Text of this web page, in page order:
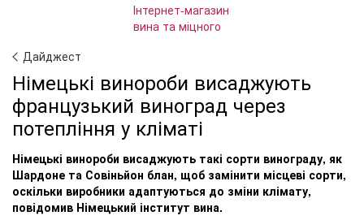
Дайджест
Німецькі винороби висаджують
французький виноград через
потепління у кліматі
Німецькі винороби висаджують такі сорти винограду, як
Шардоне та Совіньйон блан, щоб замінити місцеві сорти,
оскільки виробники адаптуються до зміни клімату,
повідомив Німецький інститут вина.